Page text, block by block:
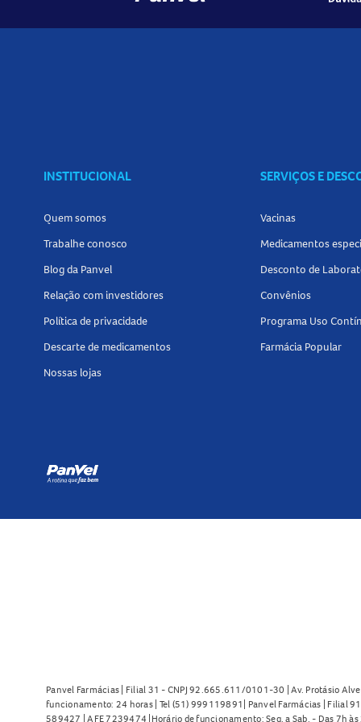
INSTITUCIONAL
Quem somos
Trabalhe conosco
Blog da Panvel
Relação com investidores
Política de privacidade
Descarte de medicamentos
Nossas lojas
SERVIÇOS E
Vacinas
Medicamentos
Desconto de
Convênios
Programa Uso
Farmácia Popular
Panvel Farmácias | Filial 31 - CNPJ 92.665.611/0101-30 | Av. Protásio
funcionamento: 24 horas | Tel (51) 999119891| Panvel Farmácias | Filial
589427 | AFE 7239474 |Horário de funcionamento: Seg. a Sab. - Das 7h